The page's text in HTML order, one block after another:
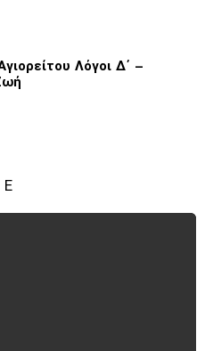
Λόγοι Δ΄ –